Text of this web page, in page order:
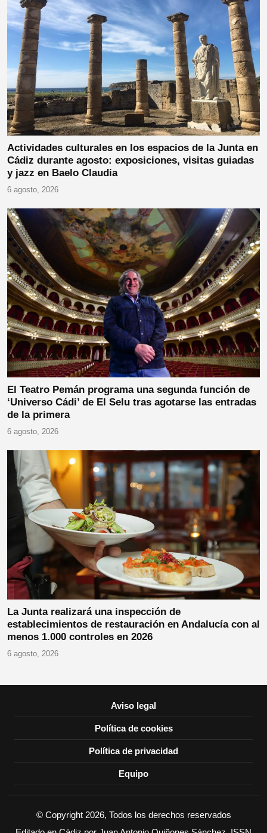
Actividades culturales en los espacios de la Junta en
Cádiz durante agosto: exposiciones, visitas guiadas
y jazz en Baelo Claudia
6 agosto, 2026
El Teatro Pemán programa una segunda función de
‘Universo Cádi’ de El Selu tras agotarse las entradas
de la primera
6 agosto, 2026
La Junta realizará una inspección de
establecimientos de restauración en Andalucía con al
menos 1.000 controles en 2026
6 agosto, 2026
Aviso legal
Política de cookies
Política de privacidad
Equipo
© Copyright 2026, Todos los derechos reservados